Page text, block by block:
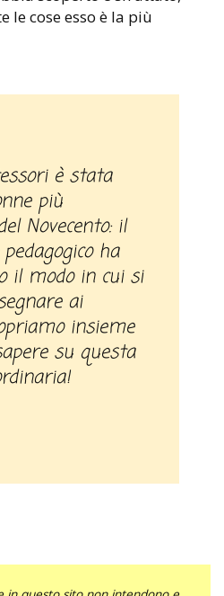
le cose esso è la più
più
Novecento: il
ha
il modo in cui si
ai
insieme
su questa